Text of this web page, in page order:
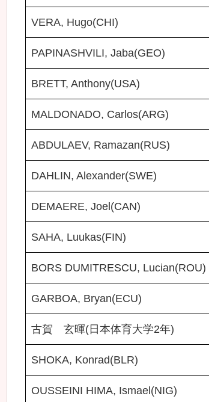
VERA, Hugo(CHI)
PAPINASHVILI, Jaba(GEO)
BRETT, Anthony(USA)
MALDONADO, Carlos(ARG)
ABDULAEV, Ramazan(RUS)
DAHLIN, Alexander(SWE)
DEMAERE, Joel(CAN)
SAHA, Luukas(FIN)
BORS DUMITRESCU, Lucian(ROU)
GARBOA, Bryan(ECU)
古賀 玄暉(日本体育大学2年)
SHOKA, Konrad(BLR)
OUSSEINI HIMA, Ismael(NIG)